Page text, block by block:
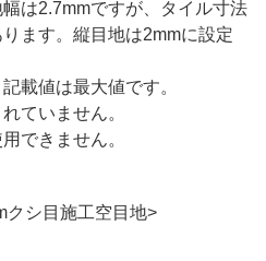
は2.7mmですが、タイル寸法
ます。縦目地は2mmに設定
載値は最大値です。
ていません。
できません。
クシ目施工空目地>